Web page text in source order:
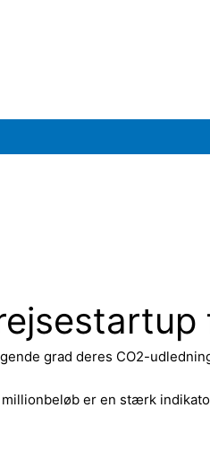
grad deres CO2-
er en stærk